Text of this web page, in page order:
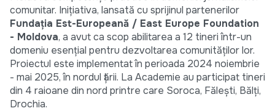
comunitar. Inițiativa, lansată cu sprijinul partenerilor
Fundația Est-Europeană / East Europe Foundation
- Moldova, a avut ca scop abilitarea a 12 tineri într-un
domeniu esențial pentru dezvoltarea comunităților lor.
Proiectul este implementat în perioada 2024 noiembrie
- mai 2025, în nordul țării. La Academie au participat tineri
din 4 raioane din nord printre care Soroca, Fălești, Bălți,
Drochia.